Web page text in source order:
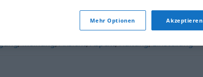
,Meinung,Ansicht,Aspekt,Haltung,Einstellung
Mehr Optionen Akzeptieren